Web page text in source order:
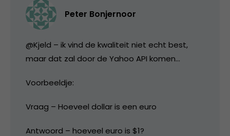
Peter Bonjernoor
@Kjeld – ik vind de kwaliteit niet echt best,
maar dat zal door de Yahoo API komen…
Voorbeeldje:
Vraag – Hoeveel dollar is een euro
Antwoord – hoeveel euro is $1?